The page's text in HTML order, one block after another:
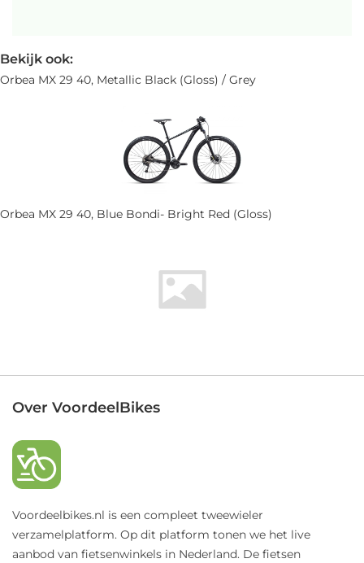
Bekijk ook:
Orbea MX 29 40, Metallic Black (Gloss) / Grey
Orbea MX 29 40, Blue Bondi- Bright Red (Gloss)
Over VoordeelBikes
Voordeelbikes.nl is een compleet tweewieler
verzamelplatform. Op dit platform tonen we het live
aanbod van fietsenwinkels in Nederland. De fietsen